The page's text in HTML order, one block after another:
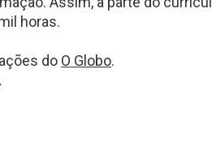
horas.
do O Globo.